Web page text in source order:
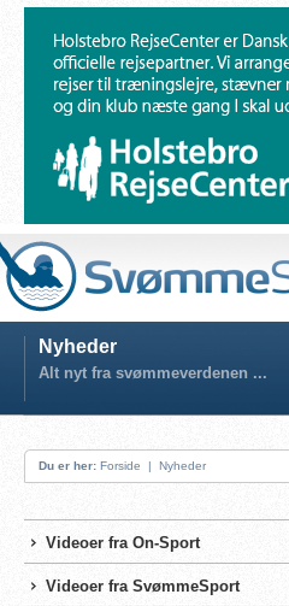
Nyheder
Alt nyt fra svømmeverdenen ...
Du er her: Forside | Nyheder
Videoer fra On-Sport
Videoer fra SvømmeSport